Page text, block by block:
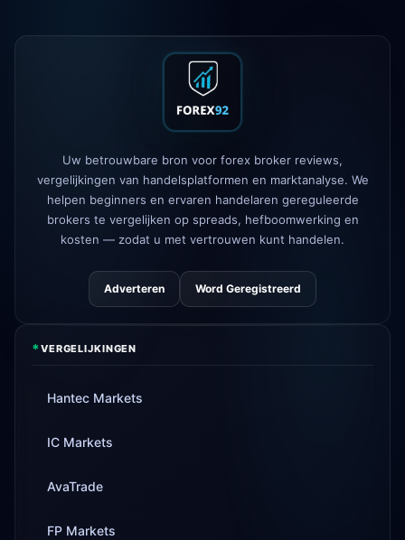
hefboombeleid gewijzigd
FP Markets— nieuwe zero-
commission accounts
AvaTradeverloor regelgevende
licentie
Tickmillopnamesnelheid nu 24u 4d
Uw betrouwbare bron voor forex broker reviews,
vergelijkingen van handelsplatformen en marktanalyse. We
helpen beginners en ervaren handelaren gereguleerde
brokers te vergelijken op spreads, hefboomwerking en
kosten — zodat u met vertrouwen kunt handelen.
Adverteren Word Geregistreerd
*VERGELIJKINGEN
Hantec Markets
IC Markets
AvaTrade
FP Markets